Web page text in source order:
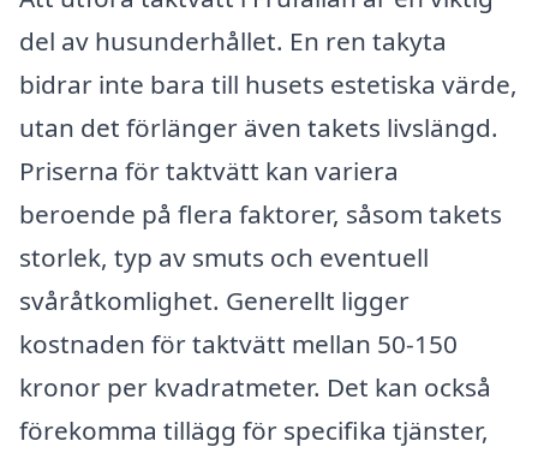
del av husunderhållet. En ren takyta
bidrar inte bara till husets estetiska värde,
utan det förlänger även takets livslängd.
Priserna för taktvätt kan variera
beroende på flera faktorer, såsom takets
storlek, typ av smuts och eventuell
svåråtkomlighet. Generellt ligger
kostnaden för taktvätt mellan 50-150
kronor per kvadratmeter. Det kan också
förekomma tillägg för specifika tjänster,